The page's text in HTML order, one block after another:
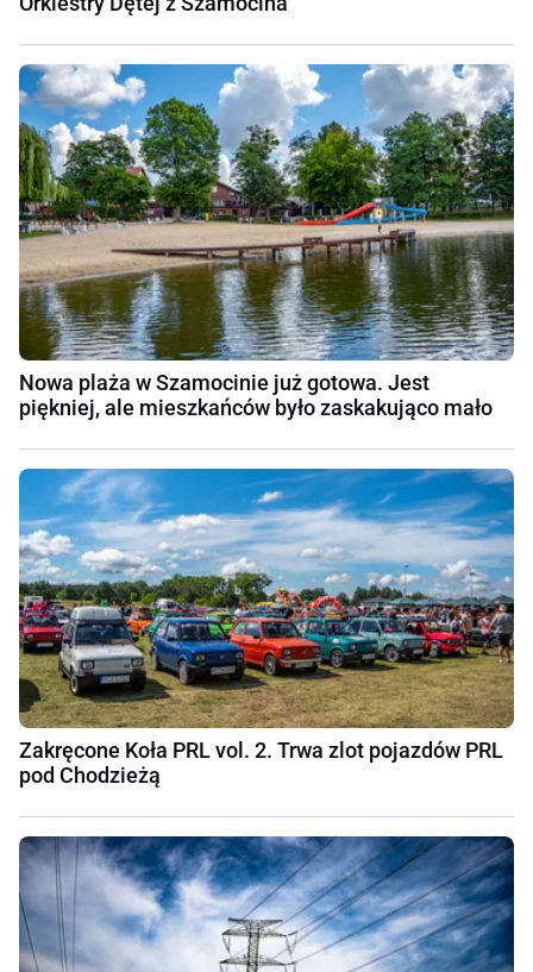
Nowa plaża w Szamocinie już gotowa. Jest
piękniej, ale mieszkańców było zaskakująco mało
Zakręcone Koła PRL vol. 2. Trwa zlot pojazdów PRL
pod Chodzieżą